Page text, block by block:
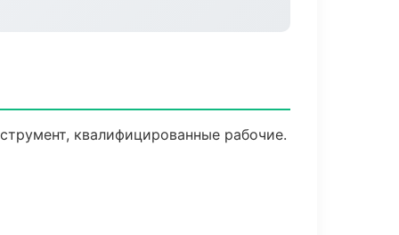
квалифицированные рабочие.